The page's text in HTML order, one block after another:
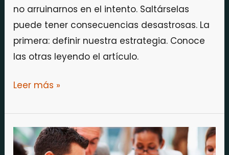
no arruinarnos en el intento. Saltárselas
puede tener consecuencias desastrosas. La
primera: definir nuestra estrategia. Conoce
las otras leyendo el artículo.
Leer más »
Formarse
para